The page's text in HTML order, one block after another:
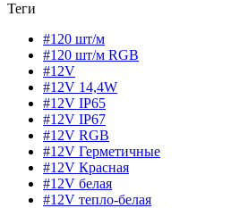
Теги
#120 шт/м
#120 шт/м RGB
#12V
#12V 14,4W
#12V IP65
#12V IP67
#12V RGB
#12V Герметичные
#12V Красная
#12V белая
#12V тепло-белая